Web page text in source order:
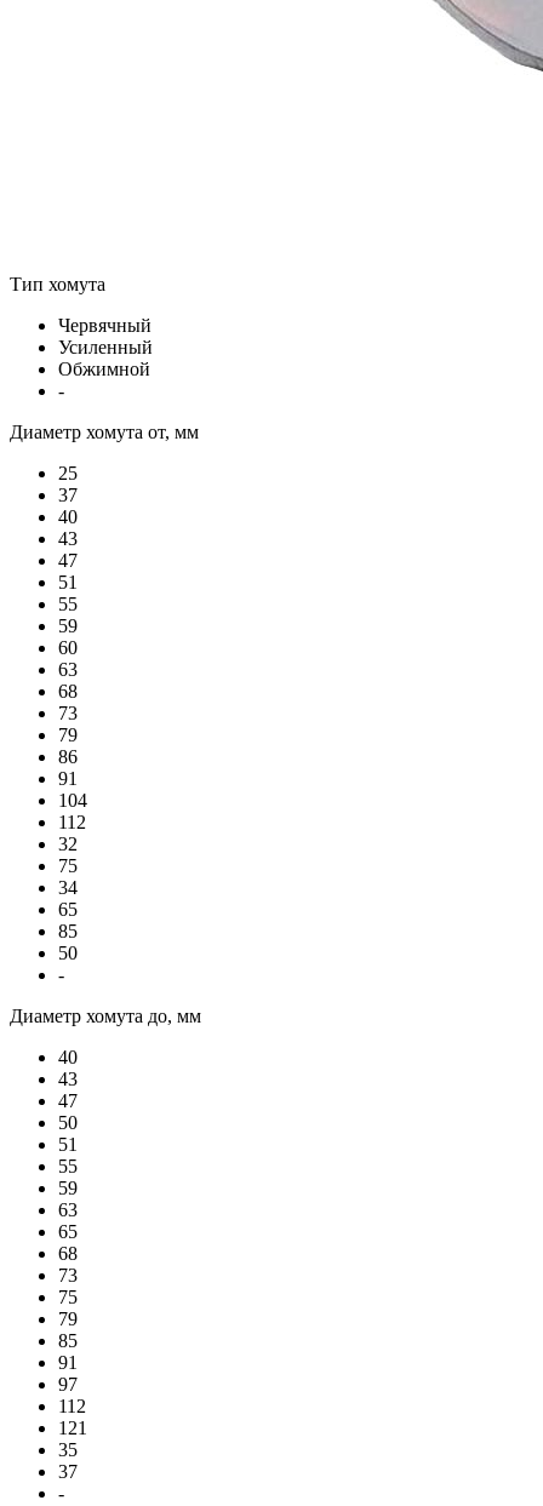
Тип хомута
Червячный
Усиленный
Обжимной
-
Диаметр хомута от, мм
25
37
40
43
47
51
55
59
60
63
68
73
79
86
91
104
112
32
75
34
65
85
50
-
Диаметр хомута до, мм
40
43
47
50
51
55
59
63
65
68
73
75
79
85
91
97
112
121
35
37
-